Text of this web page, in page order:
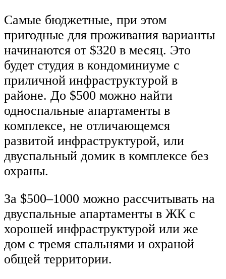
Самые бюджетные, при этом
пригодные для проживания варианты
начинаются от $320 в месяц. Это
будет студия в кондоминиуме с
приличной инфраструктурой в
районе. До $500 можно найти
односпальные апартаменты в
комплексе, не отличающемся
развитой инфраструктурой, или
двуспальный домик в комплексе без
охраны.
За $500–1000 можно рассчитывать на
двуспальные апартаменты в ЖК с
хорошей инфраструктурой или же
дом с тремя спальнями и охраной
общей территории.